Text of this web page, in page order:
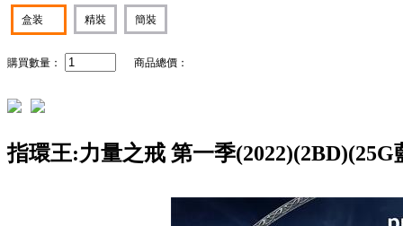
盒装 精裝 簡裝
購買數量： 商品總價：
指環王:力量之戒 第一季